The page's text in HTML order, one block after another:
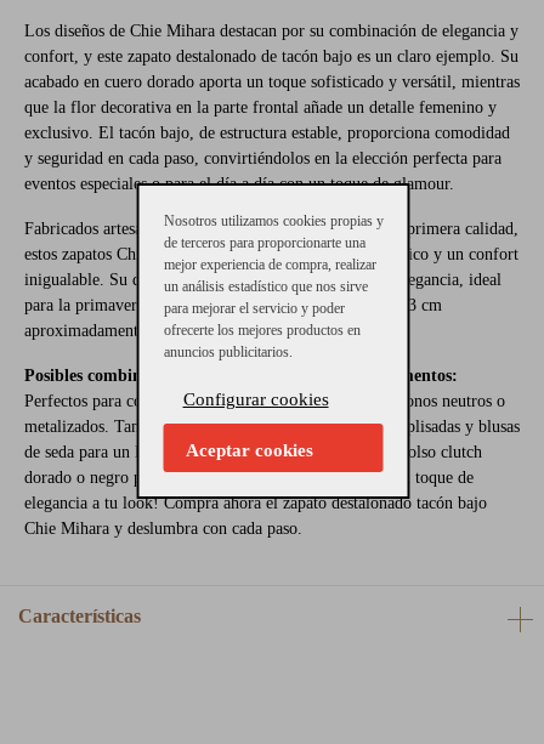
Los diseños de Chie Mihara destacan por su combinación de elegancia y
confort, y este zapato destalonado de tacón bajo es un claro ejemplo. Su
acabado en cuero dorado aporta un toque sofisticado y versátil, mientras
que la flor decorativa en la parte frontal añade un detalle femenino y
exclusivo. El tacón bajo, de estructura estable, proporciona comodidad
y seguridad en cada paso, convirtiéndolos en la elección perfecta para
eventos especiales o para el día a día con un toque de glamour.
Fabricados artesanalmente en España con materiales de primera calidad,
estos zapatos Chie Mihara garantizan un ajuste ergonómico y un confort
inigualable. Su diseño destalonado permite frescura y elegancia, ideal
para la primavera y el verano. La altura del tacón es de 3 cm
aproximadamente.
Posibles combinaciones con otras prendas o complementos:
Perfectos para combinar con vestidos largos o midi en tonos neutros o
metalizados. También quedan espectaculares con faldas plisadas y blusas
de seda para un look sofisticado. Acompáñalos con un bolso clutch
dorado o negro para un conjunto armonioso. ¡Aporta un toque de
elegancia a tu look! Compra ahora el zapato destalonado tacón bajo
Chie Mihara y deslumbra con cada paso.
Características
Nosotros utilizamos cookies propias y
de terceros para proporcionarte una
mejor experiencia de compra, realizar
un análisis estadístico que nos sirve
para mejorar el servicio y poder
ofrecerte los mejores productos en
anuncios publicitarios.
Configurar cookies
Aceptar cookies